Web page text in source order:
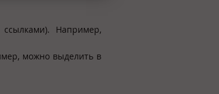
Например,
можно выделить в